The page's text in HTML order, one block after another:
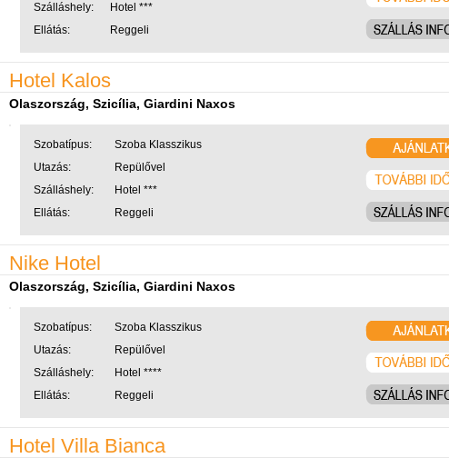
Szálláshely:
Hotel ***
Ellátás:
Reggeli
Hotel Kalos
Olaszország, Szicília, Giardini Naxos
Szobatípus:
Szoba Klasszikus
Utazás:
Repülővel
Szálláshely:
Hotel ***
Ellátás:
Reggeli
Nike Hotel
Olaszország, Szicília, Giardini Naxos
Szobatípus:
Szoba Klasszikus
Utazás:
Repülővel
Szálláshely:
Hotel ****
Ellátás:
Reggeli
Hotel Villa Bianca